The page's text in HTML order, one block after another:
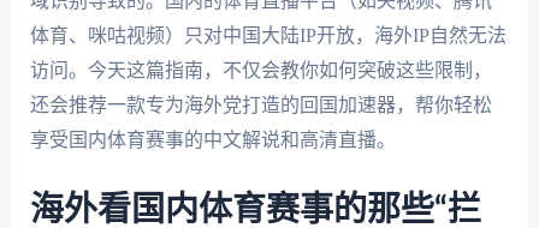
体育、咪咕视频）只对中国大陆IP开放，海外IP自然无法
访问。今天这篇指南，不仅会教你如何突破这些限制，
还会推荐一款专为海外党打造的回国加速器，帮你轻松
享受国内体育赛事的中文解说和高清直播。
海外看国内体育赛事的那些“拦